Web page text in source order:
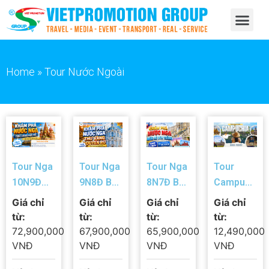
Home »Tour Nước Ngoài
Tour Nga
10N9Đ
Bay
Thẳng Từ
Nha
Trang –
Moscow
Giá chỉ
từ:
72,900,000
VNĐ
Tour Nga
9N8Đ Bay
Thẳng Từ
Nha
Trang –
Moscow
& Saint
Giá chỉ
từ:
67,900,000
VNĐ
Tour Nga
8N7Đ Bay
Thẳng Từ
Nha
Trang –
Moscow
& Saint
Giá chỉ
từ:
65,900,000
VNĐ
Tour
Campuchia
4 Ngày 3
Đêm Từ
Cam
Ranh |
Phnom
Giá chỉ
từ:
12,490,000
VNĐ